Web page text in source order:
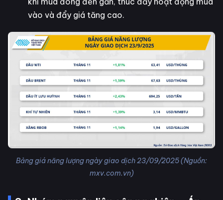
vào và đẩy giá tăng cao.
Bảng giá năng lượng ngày giao dịch 23/09/2025 (Nguồn:
mxv.com.vn)